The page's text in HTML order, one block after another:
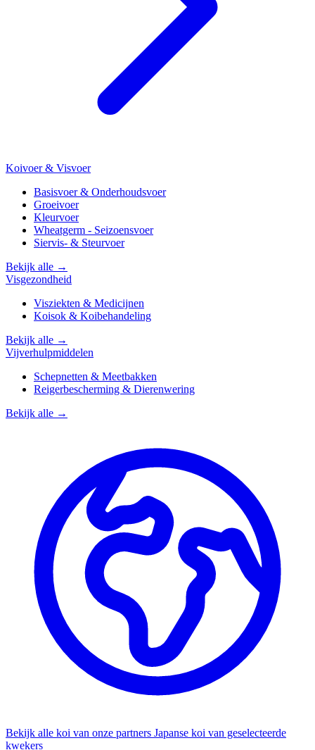
Koivoer & Visvoer
Basisvoer & Onderhoudsvoer
Groeivoer
Kleurvoer
Wheatgerm - Seizoensvoer
Siervis- & Steurvoer
Bekijk alle →
Visgezondheid
Visziekten & Medicijnen
Koisok & Koibehandeling
Bekijk alle →
Vijverhulpmiddelen
Schepnetten & Meetbakken
Reigerbescherming & Dierenwering
Bekijk alle →
Bekijk alle koi van onze partners Japanse koi van geselecteerde
kwekers